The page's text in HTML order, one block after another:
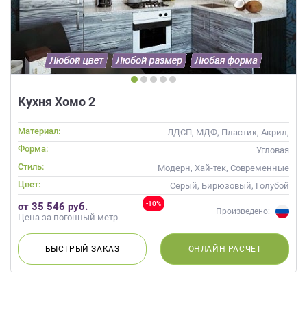
Кухня Хомо 2
Материал:
ЛДСП, МДФ, Пластик, Акрил,
Alvic / УФ лак, Стекло,
Глянцевые
Форма:
Угловая
Стиль:
Модерн, Хай-тек, Современные
Цвет:
Серый, Бирюзовый, Голубой
-10%
от 35 546 руб.
Цена за погонный метр
Произведено:
БЫСТРЫЙЗАКАЗ ОНЛАЙН РАСЧЕТ